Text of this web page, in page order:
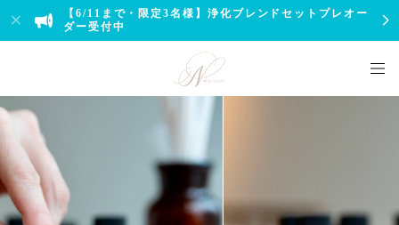
【6/11まで・限定3名様】浄化ブレンドセットプレオー
ダー受付中